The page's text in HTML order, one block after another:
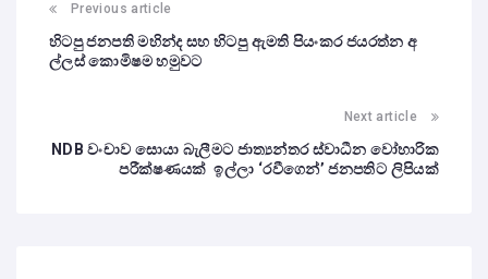
Previous article
හිටපු ජනපති මහින්ද සහ හිටපු ඇමති පියංකර ජයරත්න අ
ල්ලස් කොමිෂම හමුවට
Next article
NDB වංචාව සොයා බැලීමට ජාත්‍යන්තර ස්වාධීන වෝහාරික
පරීක්ෂණයක් ඉල්ලා ‘රවීගෙන්’ ජනපතිට ලිපියක්